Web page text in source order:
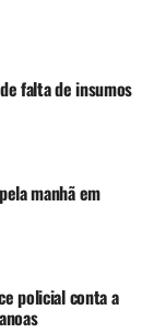
falta de insumos
manhã em
policial conta a